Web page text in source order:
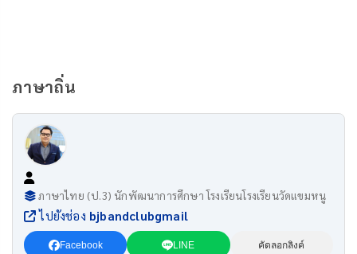
ภาษาถิ่น
ภาษาไทย (ป.3) นักพัฒนาการศึกษา โรงเรียนโรงเรียนวัดแขมหนู
ไปยังช่อง bjbandclubgmail
Facebook LINE คัดลอกลิงค์